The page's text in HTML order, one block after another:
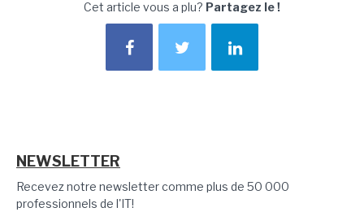
Cet article vous a plu? Partagez le !
NEWSLETTER
Recevez notre newsletter comme plus de 50 000
professionnels de l'IT!